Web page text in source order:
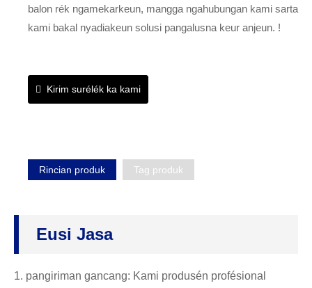
balon rék ngamekarkeun, mangga ngahubungan kami sarta
kami bakal nyadiakeun solusi pangalusna keur anjeun. !
Kirim surélék ka kami
Rincian produk Tag produk
Eusi Jasa
1. pangiriman gancang: Kami produsén profésional